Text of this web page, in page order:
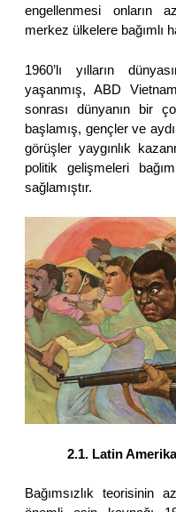
engellenmesi onların
merkez ülkelere bağımlı
1960’lı yılların
yaşanmış, ABD
sonrası dünyanın bir
başlamış, gençler ve
görüşler yaygınlık
politik gelişmeleri
sağlamıştır.
2.1. Latin
Bağımsızlık teorisinin